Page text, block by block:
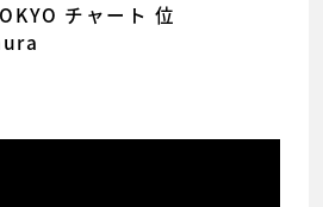
チャート 位